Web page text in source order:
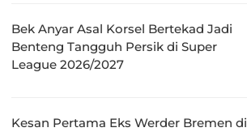
Bek Anyar Asal Korsel Bertekad Jadi
Benteng Tangguh Persik di Super
League 2026/2027
Kesan Pertama Eks Werder Bremen di